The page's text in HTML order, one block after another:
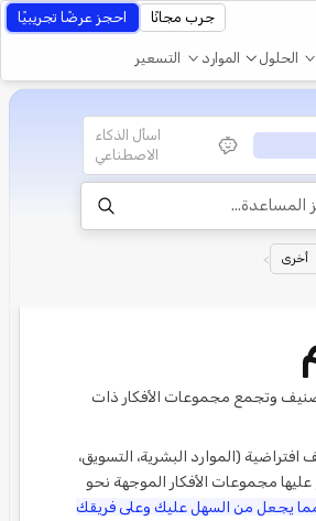
الحلول الموارد التسعير
جرب مجانًا احجز عرضًا تجريبيًا
اسأل الذكاء
الاصطناعي
أخرى >
وتجمع مجموعات الأفكار ذات
افتراضية (الموارد البشرية، التسويق،
مجموعات الأفكار الموجهة نحو
يجعل من السهل عليك وعلى فريقك